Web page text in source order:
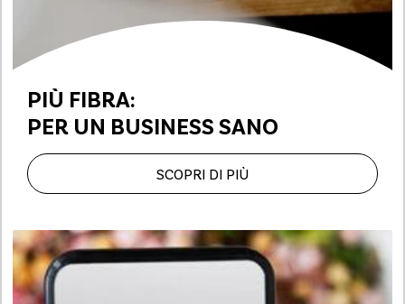
PIÙ FIBRA:
PER UN BUSINESS SANO
SCOPRI DI PIÙ